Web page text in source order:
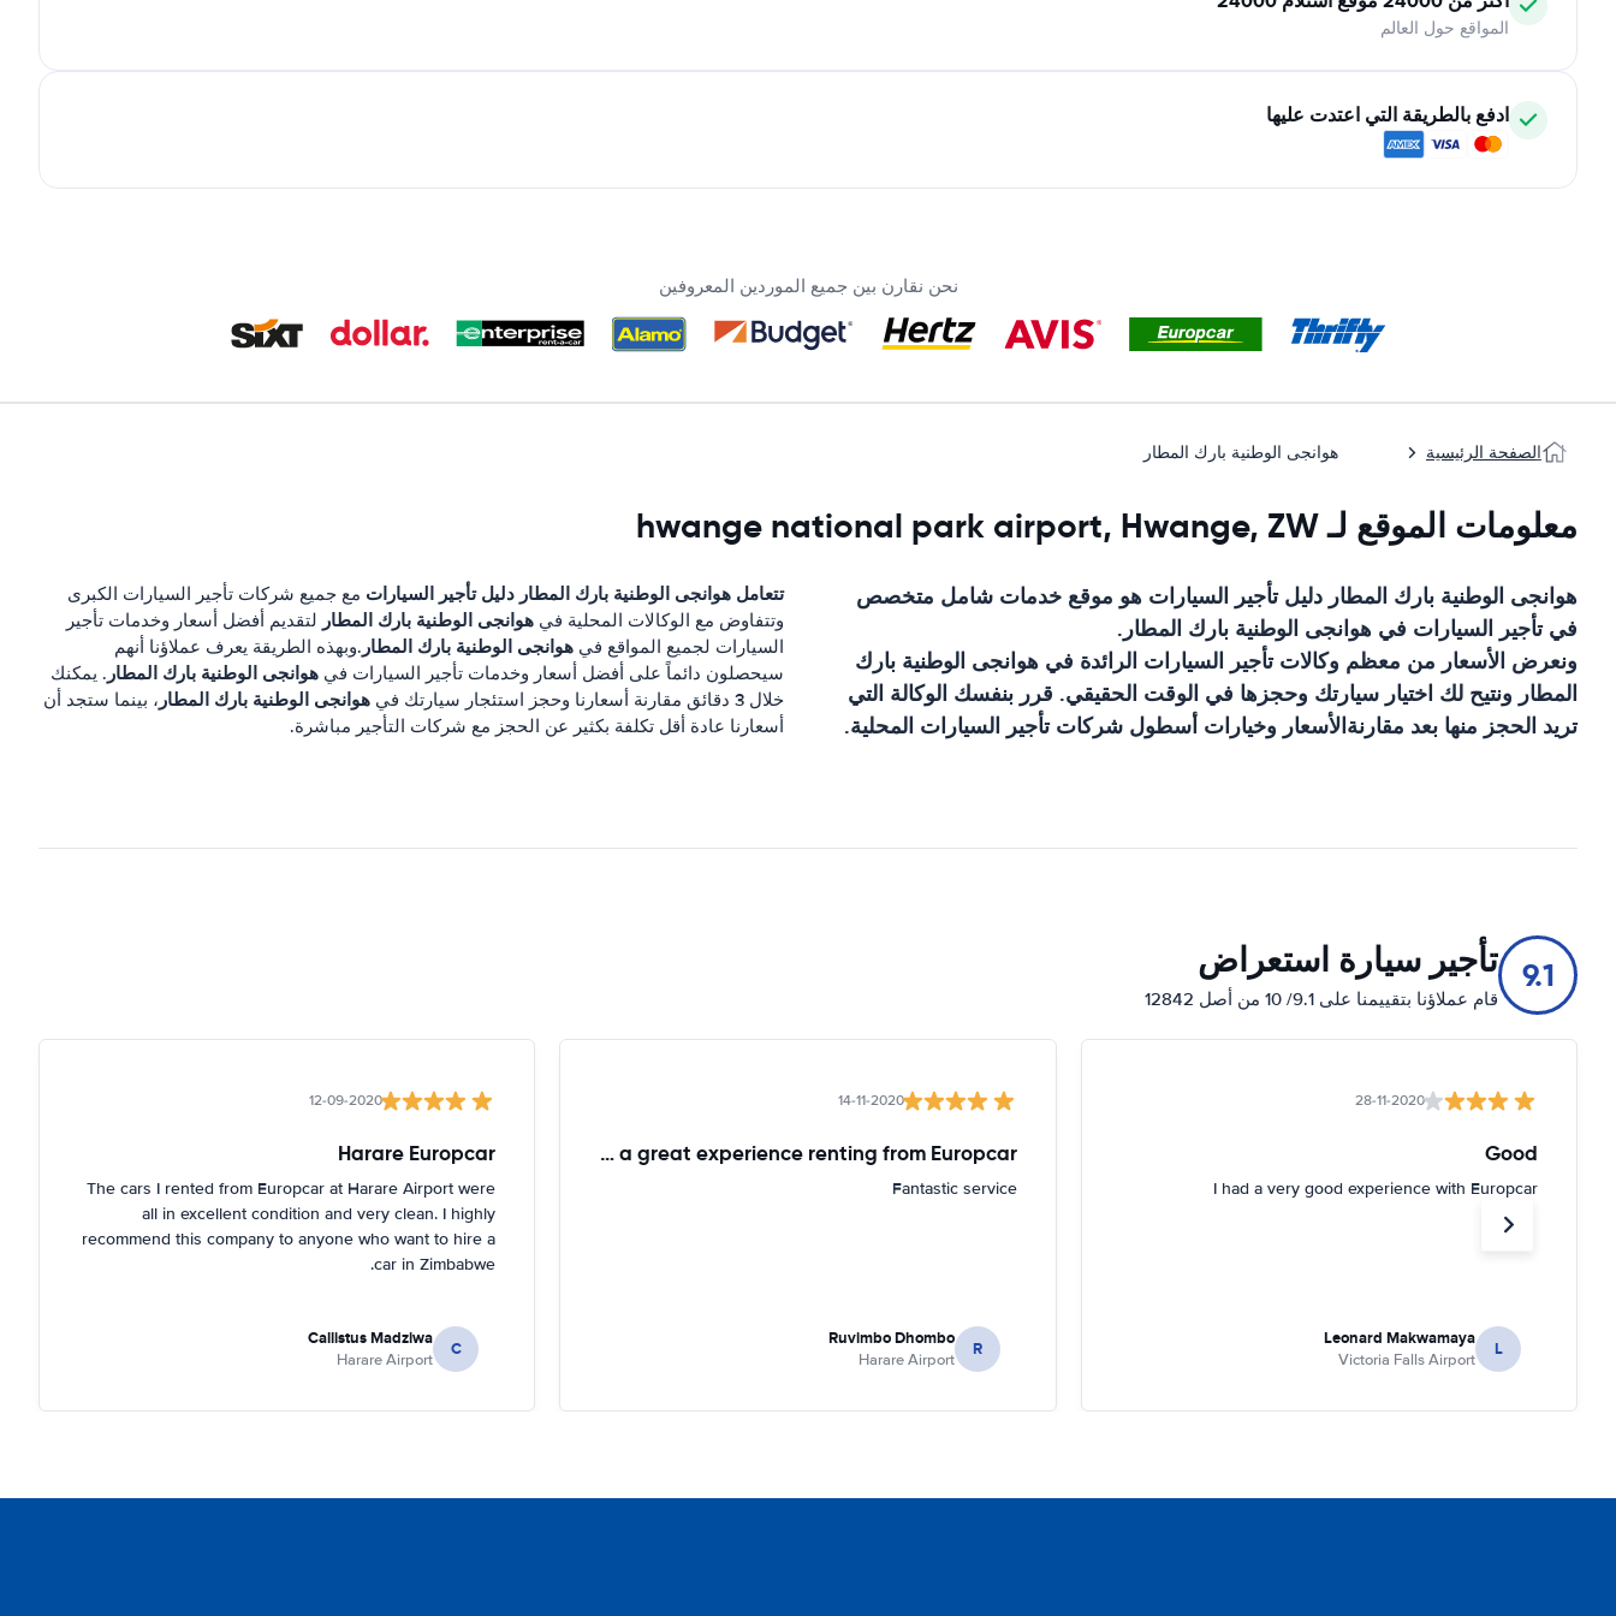
المواقع حول العالم
ادفع بالطريقة التي اعتدت عليها
نحن نقارن بين جميع الموردين المعروفين
الصفحة الرئيسية هوانجى الوطنية بارك المطار
معلومات الموقع لـ hwange national park airport, Hwange, ZW
هوانجى الوطنية بارك المطار دليل تأجير السيارات هو موقع خدمات شامل متخصص
في تأجير السيارات في هوانجى الوطنية بارك المطار.
ونعرض الأسعار من معظم وكالات تأجير السيارات الرائدة في هوانجى الوطنية بارك
المطار ونتيح لك اختيار سيارتك وحجزها في الوقت الحقيقي. قرر بنفسك الوكالة التي
تريد الحجز منها بعد مقارنةالأسعار وخيارات أسطول شركات تأجير السيارات المحلية.
تتعامل هوانجى الوطنية بارك المطار دليل تأجير السيارات مع جميع شركات تأجير السيارات الكبرى
وتتفاوض مع الوكالات المحلية في هوانجى الوطنية بارك المطار لتقديم أفضل أسعار وخدمات تأجير
السيارات لجميع المواقع في هوانجى الوطنية بارك المطار .وبهذه الطريقة يعرف عملاؤنا أنهم
سيحصلون دائماً على أفضل أسعار وخدمات تأجير السيارات في هوانجى الوطنية بارك المطار . يمكنك
خلال 3 دقائق مقارنة أسعارنا وحجز استئجار سيارتك في
هوانجى الوطنية بارك المطار ، بينما ستجد أن
أسعارنا عادة أقل تكلفة بكثير عن الحجز مع شركات التأجير مباشرة.
9.1 تأجير سيارة استعراض
قام عملاؤنا بتقييمنا على 9.1/ 10 من أصل 12842
28-11-2020
Good
I had a very good experience with Europcar
L
Leonard Makwamaya
Victoria Falls Airport
14-11-2020
It was a great experience renting from Europcar
Fantastic service
R
Ruvimbo Dhombo
Harare Airport
12-09-2020
Harare Europcar
The cars I rented from Europcar at Harare Airport were
all in excellent condition and very clean. I highly
recommend this company to anyone who want to hire a
car in Zimbabwe.
C
Callistus Madziwa
Harare Airport